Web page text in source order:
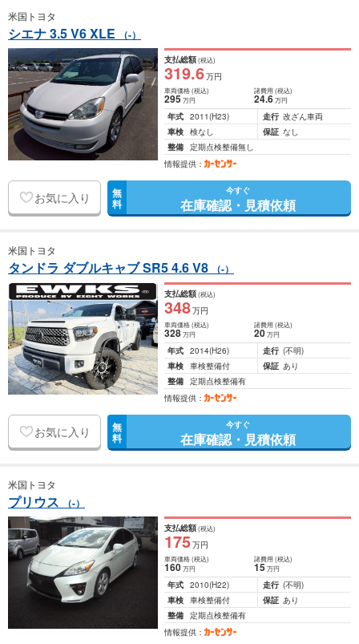
米国トヨタ
シエナ 3.5 V6 XLE （-）
支払総額(税込)
319.6万円
車両価格(税込)
295万円
諸費用 (税込)
24.6 万円
年式 2011(H23) 走行 改ざん車両
車検 検なし 保証 なし
整備 定期点検整備無し
情報提供：
お気に入り 無
料
今すぐ
在庫確認・見積依頼
米国トヨタ
タンドラ ダブルキャブ SR5 4.6 V8 （-）
支払総額(税込)
348万円
車両価格(税込)
328万円
諸費用 (税込)
20 万円
年式 2014(H26) 走行 (不明)
車検 車検整備付 保証 あり
整備 定期点検整備有
情報提供：
お気に入り 無
料
今すぐ
在庫確認・見積依頼
米国トヨタ
プリウス （-）
支払総額(税込)
175万円
車両価格(税込)
160万円
諸費用 (税込)
15 万円
年式 2010(H22) 走行 (不明)
車検 車検整備付 保証 あり
整備 定期点検整備有
情報提供：